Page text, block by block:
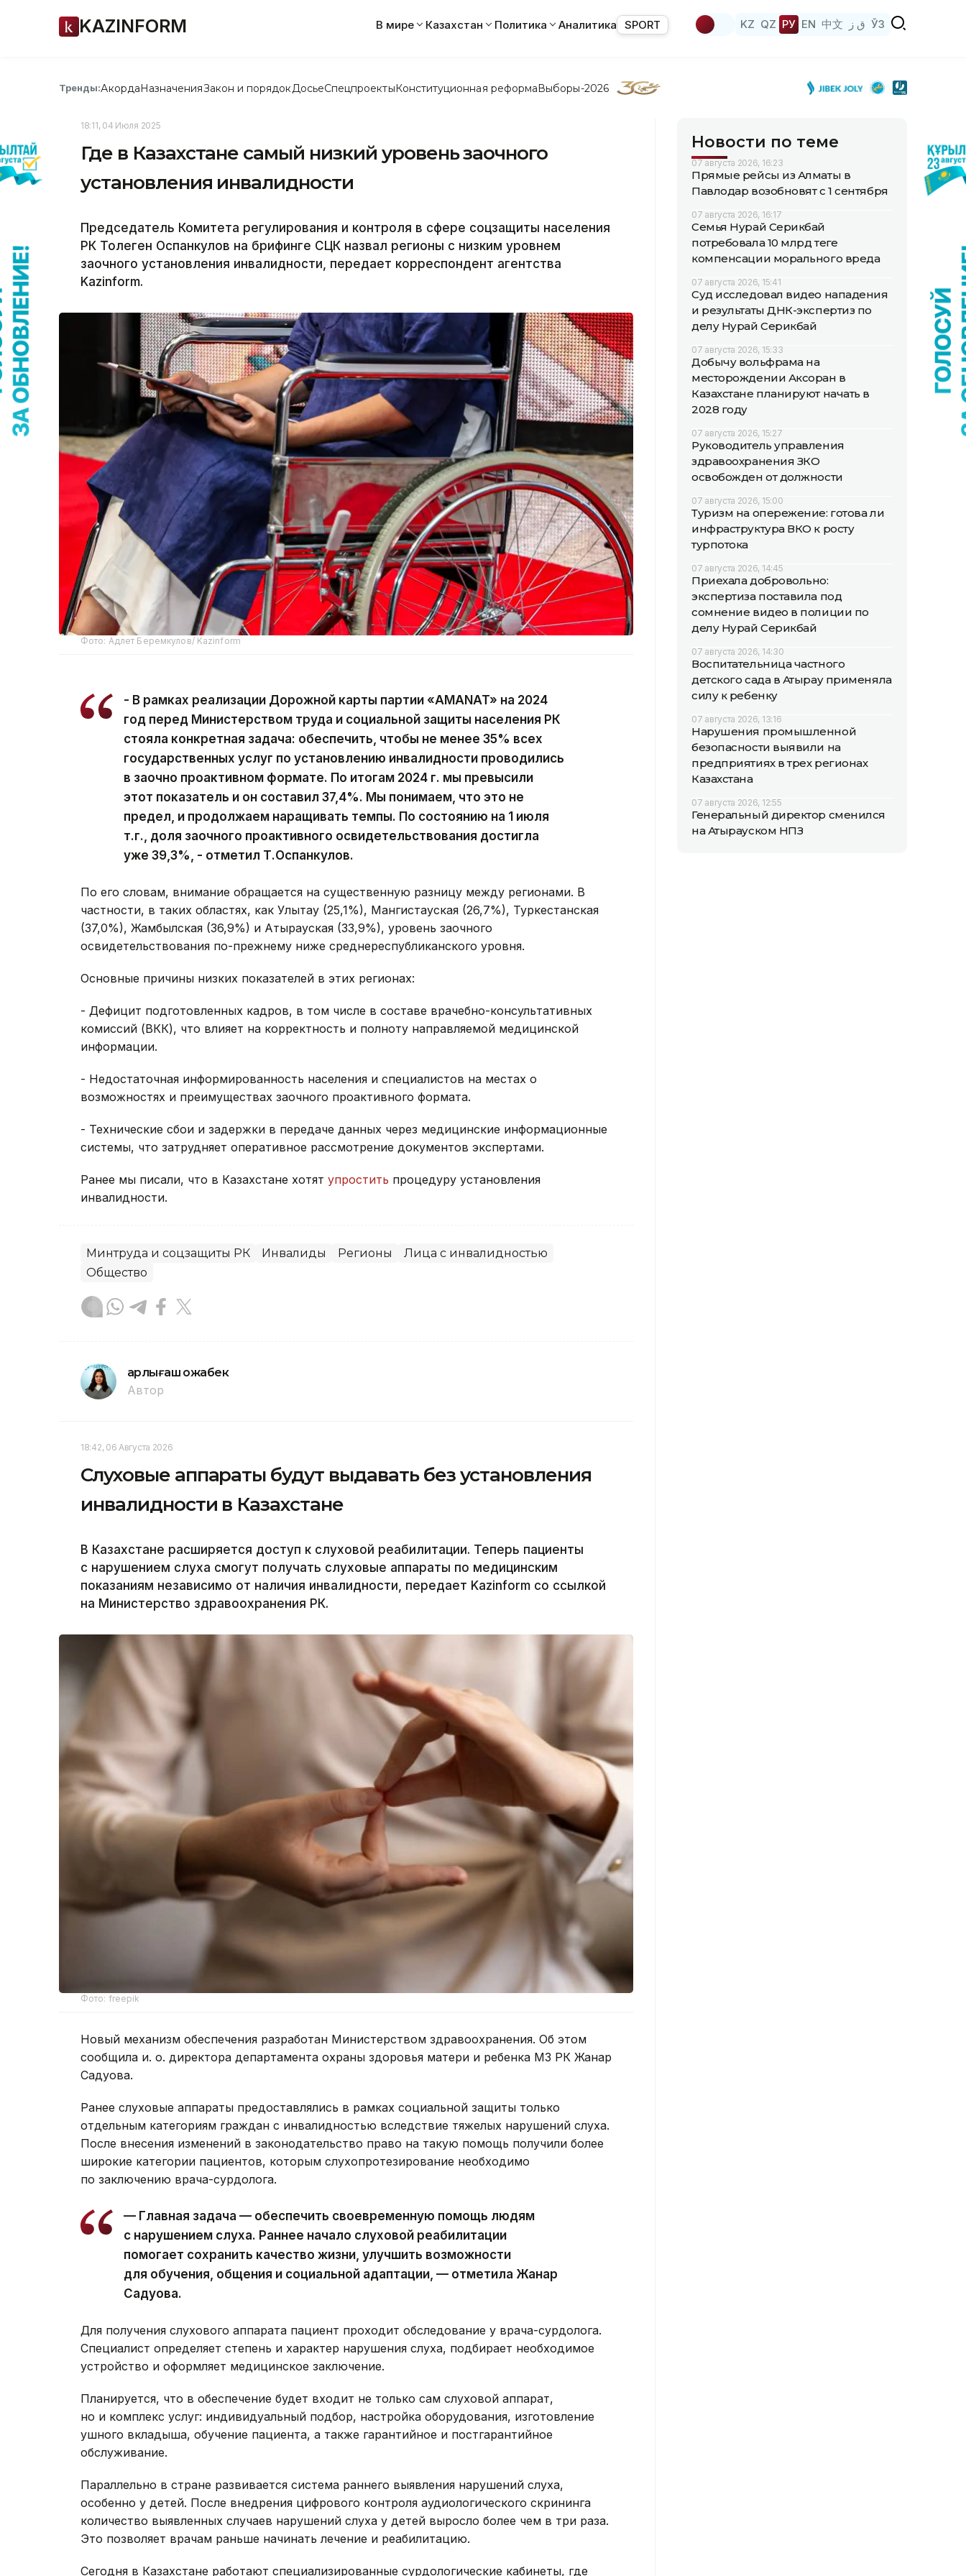
KAZINFORM В мире Казахстан Политика Аналитика SPORT KZ QZ РУ EN 中文 ق ز ЎЗ
Тренды:АкордаНазначенияЗакон и порядок ДосьеСпецпроектыКонституционная реформаВыборы-2026
18:11, 04 Июля 2025
Где в Казахстане самый низкий уровень заочного
установления инвалидности
Председатель Комитета регулирования и контроля в сфере соцзащиты населения
РК Толеген Оспанкулов на брифинге СЦК назвал регионы с низким уровнем
заочного установления инвалидности, передает корреспондент агентства
Kazinform.
Фото: Адлет Беремкулов/ Kazinform
- В рамках реализации Дорожной карты партии «AMANAT» на 2024
год перед Министерством труда и социальной защиты населения РК
стояла конкретная задача: обеспечить, чтобы не менее 35% всех
государственных услуг по установлению инвалидности проводились
в заочно проактивном формате. По итогам 2024 г. мы превысили
этот показатель и он составил 37,4%. Мы понимаем, что это не
предел, и продолжаем наращивать темпы. По состоянию на 1 июля
т.г., доля заочного проактивного освидетельствования достигла
уже 39,3%, - отметил Т.Оспанкулов.
По его словам, внимание обращается на существенную разницу между регионами. В
частности, в таких областях, как Улытау (25,1%), Мангистауская (26,7%), Туркестанская
(37,0%), Жамбылская (36,9%) и Атырауская (33,9%), уровень заочного
освидетельствования по-прежнему ниже среднереспубликанского уровня.
Основные причины низких показателей в этих регионах:
- Дефицит подготовленных кадров, в том числе в составе врачебно-консультативных
комиссий (ВКК), что влияет на корректность и полноту направляемой медицинской
информации.
- Недостаточная информированность населения и специалистов на местах о
возможностях и преимуществах заочного проактивного формата.
- Технические сбои и задержки в передаче данных через медицинские информационные
системы, что затрудняет оперативное рассмотрение документов экспертами.
Ранее мы писали, что в Казахстане хотят упростить процедуру установления
инвалидности.
Минтруда и соцзащиты РК Инвалиды Регионы
Лица с инвалидностью
Общество
Қарлығаш Қожабек
Автор
18:42, 06 Августа 2026
Слуховые аппараты будут выдавать без установления
инвалидности в Казахстане
В Казахстане расширяется доступ к слуховой реабилитации. Теперь пациенты
с нарушением слуха смогут получать слуховые аппараты по медицинским
показаниям независимо от наличия инвалидности, передает Kazinform со ссылкой
на Министерство здравоохранения РК.
Фото: freepik
Новый механизм обеспечения разработан Министерством здравоохранения. Об этом
сообщила и. о. директора департамента охраны здоровья матери и ребенка МЗ РК Жанар
Садуова.
Ранее слуховые аппараты предоставлялись в рамках социальной защиты только
отдельным категориям граждан с инвалидностью вследствие тяжелых нарушений слуха.
После внесения изменений в законодательство право на такую помощь получили более
широкие категории пациентов, которым слухопротезирование необходимо
по заключению врача-сурдолога.
— Главная задача — обеспечить своевременную помощь людям
с нарушением слуха. Раннее начало слуховой реабилитации
помогает сохранить качество жизни, улучшить возможности
для обучения, общения и социальной адаптации, — отметила Жанар
Садуова.
Для получения слухового аппарата пациент проходит обследование у врача-сурдолога.
Специалист определяет степень и характер нарушения слуха, подбирает необходимое
устройство и оформляет медицинское заключение.
Планируется, что в обеспечение будет входит не только сам слуховой аппарат,
но и комплекс услуг: индивидуальный подбор, настройка оборудования, изготовление
ушного вкладыша, обучение пациента, а также гарантийное и постгарантийное
обслуживание.
Параллельно в стране развивается система раннего выявления нарушений слуха,
особенно у детей. После внедрения цифрового контроля аудиологического скрининга
количество выявленных случаев нарушений слуха у детей выросло более чем в три раза.
Это позволяет врачам раньше начинать лечение и реабилитацию.
Сегодня в Казахстане работают специализированные сурдологические кабинеты, где
Новости по теме
07 августа 2026, 16:23
Прямые рейсы из Алматы в
Павлодар возобновят с 1 сентября
07 августа 2026, 16:17
Семья Нурай Серикбай
потребовала 10 млрд теңге
компенсации морального вреда
07 августа 2026, 15:41
Суд исследовал видео нападения
и результаты ДНК-экспертиз по
делу Нурай Серикбай
07 августа 2026, 15:33
Добычу вольфрама на
месторождении Аксоран в
Казахстане планируют начать в
2028 году
07 августа 2026, 15:27
Руководитель управления
здравоохранения ЗКО
освобожден от должности
07 августа 2026, 15:00
Туризм на опережение: готова ли
инфраструктура ВКО к росту
турпотока
07 августа 2026, 14:45
Приехала добровольно:
экспертиза поставила под
сомнение видео в полиции по
делу Нурай Серикбай
07 августа 2026, 14:30
Воспитательница частного
детского сада в Атырау применяла
силу к ребенку
07 августа 2026, 13:16
Нарушения промышленной
безопасности выявили на
предприятиях в трех регионах
Казахстана
07 августа 2026, 12:55
Генеральный директор сменился
на Атырауском НПЗ